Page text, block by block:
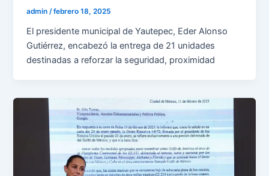
admin /febrero 18, 2025
El presidente municipal de Yautepec, Eder Alonso
Gutiérrez, encabezó la entrega de 21 unidades
destinadas a reforzar la seguridad, proximidad